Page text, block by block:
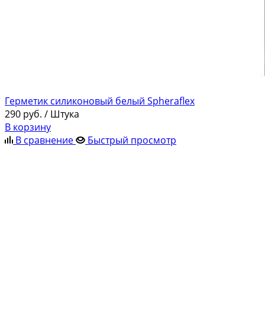
Герметик силиконовый белый Spheraflex
290 руб. / Штука
В корзину
В сравнение
Быстрый просмотр